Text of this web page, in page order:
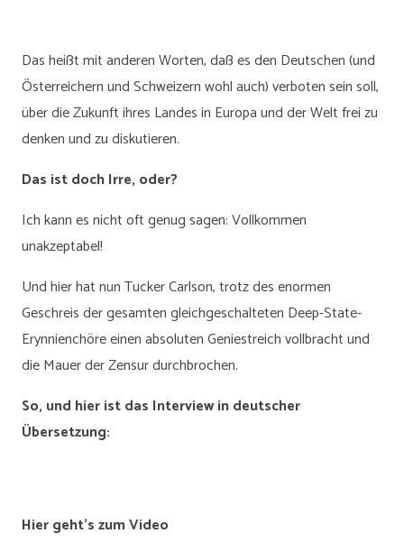
Das heißt mit anderen Worten, daß es den Deutschen (und
Österreichern und Schweizern wohl auch) verboten sein soll,
über die Zukunft ihres Landes in Europa und der Welt frei zu
denken und zu diskutieren.
Das ist doch Irre, oder?
Ich kann es nicht oft genug sagen: Vollkommen
unakzeptabel!
Und hier hat nun Tucker Carlson, trotz des enormen
Geschreis der gesamten gleichgeschalteten Deep-State-
Erynnienchöre einen absoluten Geniestreich vollbracht und
die Mauer der Zensur durchbrochen.
So, und hier ist das Interview in deutscher
Übersetzung:
Hier geht’s zum Video